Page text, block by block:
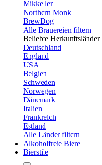
Mikkeller
Northern Monk
BrewDog
Alle Brauereien filtern
Beliebte Herkunftsländer
Deutschland
England
USA
Belgien
Schweden
Norwegen
Dänemark
Italien
Frankreich
Estland
Alle Länder filtern
Alkoholfreie Biere
Bierstile